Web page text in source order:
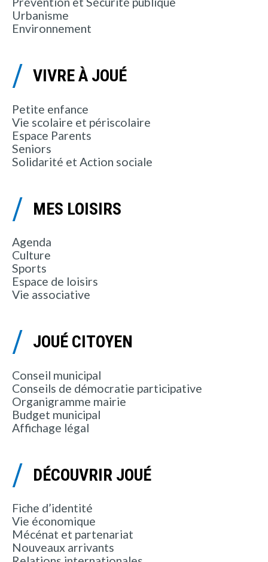
Urbanisme
Environnement
VIVRE À JOUÉ
Petite enfance
Vie scolaire et périscolaire
Espace Parents
Seniors
Solidarité et Action sociale
MES LOISIRS
Agenda
Culture
Sports
Espace de loisirs
Vie associative
JOUÉ CITOYEN
Conseil municipal
Conseils de démocratie participative
Organigramme mairie
Budget municipal
Affichage légal
DÉCOUVRIR JOUÉ
Fiche d’identité
Vie économique
Mécénat et partenariat
Nouveaux arrivants